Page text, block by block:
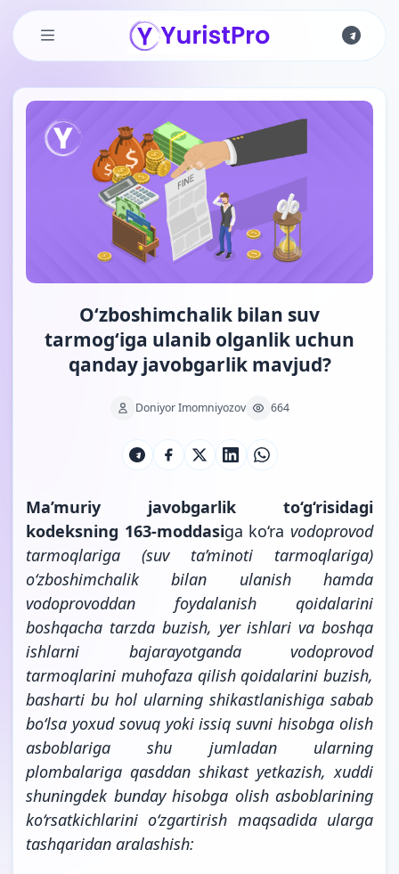
Skip to main content
O‘zboshimchalik bilan suv
tarmog‘iga ulanib olganlik uchun
qanday javobgarlik mavjud?
Doniyor Imomniyozov 664
Ma’muriy javobgarlik to‘g‘risidagi
kodeksning 163-moddasiga ko‘ra vodoprovod
tarmoqlariga (suv ta’minoti tarmoqlariga)
o‘zboshimchalik bilan ulanish hamda
vodoprovoddan foydalanish qoidalarini
boshqacha tarzda buzish, yer ishlari va boshqa
ishlarni bajarayotganda vodoprovod
tarmoqlarini muhofaza qilish qoidalarini buzish,
basharti bu hol ularning shikastlanishiga sabab
bo‘lsa yoxud sovuq yoki issiq suvni hisobga olish
asboblariga shu jumladan ularning
plombalariga qasddan shikast yetkazish, xuddi
shuningdek bunday hisobga olish asboblarining
ko‘rsatkichlarini o‘zgartirish maqsadida ularga
tashqaridan aralashish: